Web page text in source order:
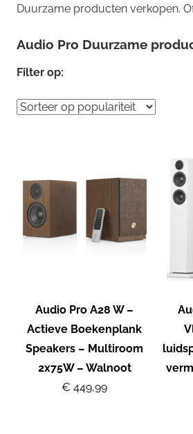
Duurzame producten verkopen.
Audio Pro Duurzame
Filter op:
Audio Pro A28 W –
Actieve Boekenplank
Speakers – Multiroom
2x75W – Walnoot
€ 449,99